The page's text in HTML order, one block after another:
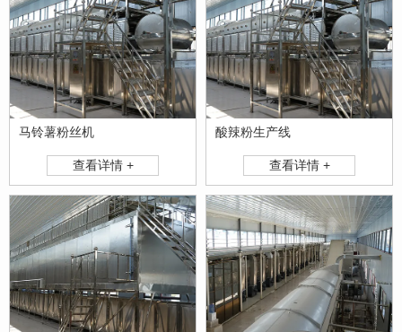
马铃薯粉丝机
查看详情 +
酸辣粉生产线
查看详情 +